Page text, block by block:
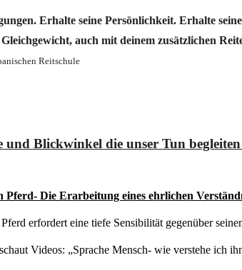
Erhalte seine Persönlichkeit. Erhalte
auch mit deinem zusätzlichen
Reitschule
und Blickwinkel die unser Tun
Pferd- Die Erarbeitung eines ehrlichen
erfordert eine tiefe Sensibilität gegenüber
Videos: „Sprache Mensch- wie verstehe ich